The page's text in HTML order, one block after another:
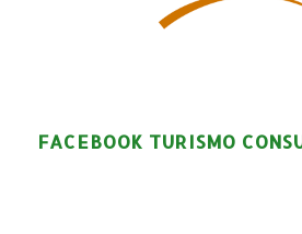
FACEBOOK TURISMO